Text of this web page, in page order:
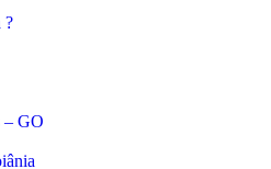
?
– GO